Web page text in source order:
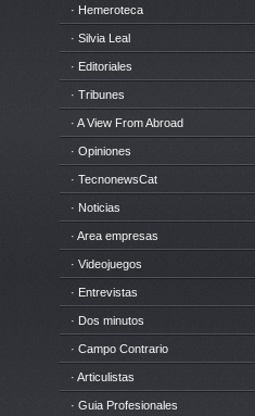
· Hemeroteca
· Silvia Leal
· Editoriales
· Tribunes
· A View From Abroad
· Opiniones
· TecnonewsCat
· Noticias
· Area empresas
· Videojuegos
· Entrevistas
· Dos minutos
· Campo Contrario
· Articulistas
· Guia Profesionales